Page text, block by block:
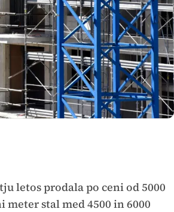
letos prodala po ceni od 5000
stal med 4500 in 6000